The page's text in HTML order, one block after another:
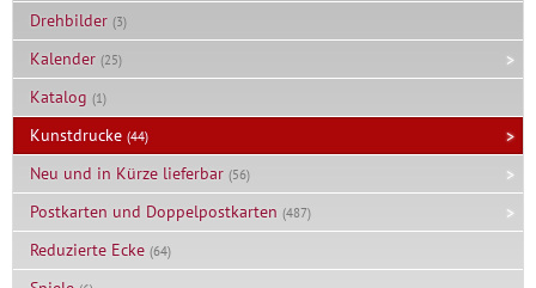
Drehbilder (3)
Kalender (25)
Katalog (1)
Kunstdrucke (44)
Neu und in Kürze lieferbar (56)
Postkarten und Doppelpostkarten (487)
Reduzierte Ecke (64)